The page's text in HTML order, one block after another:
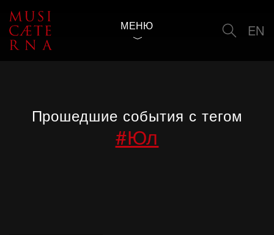
МЕНЮ EN
Прошедшие события с тегом
#Юл